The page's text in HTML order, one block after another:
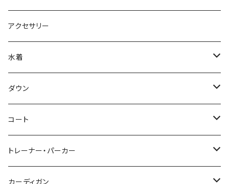
アクセサリー
水着
～44/S
46/M
48/L
50/XL～
ダウン
～44/S
46/M
48/L
コート
～44/S
46/M
トレーナー・パーカー
～44/S
カーディガン